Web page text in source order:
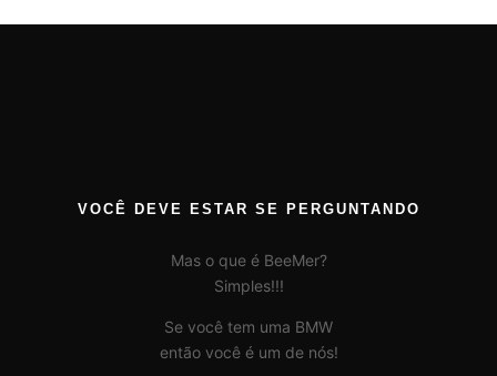
VOCÊ DEVE ESTAR SE PERGUNTANDO
Mas o que é BeeMer?
Simples!!!
Se você tem uma BMW
então você é um de nós!